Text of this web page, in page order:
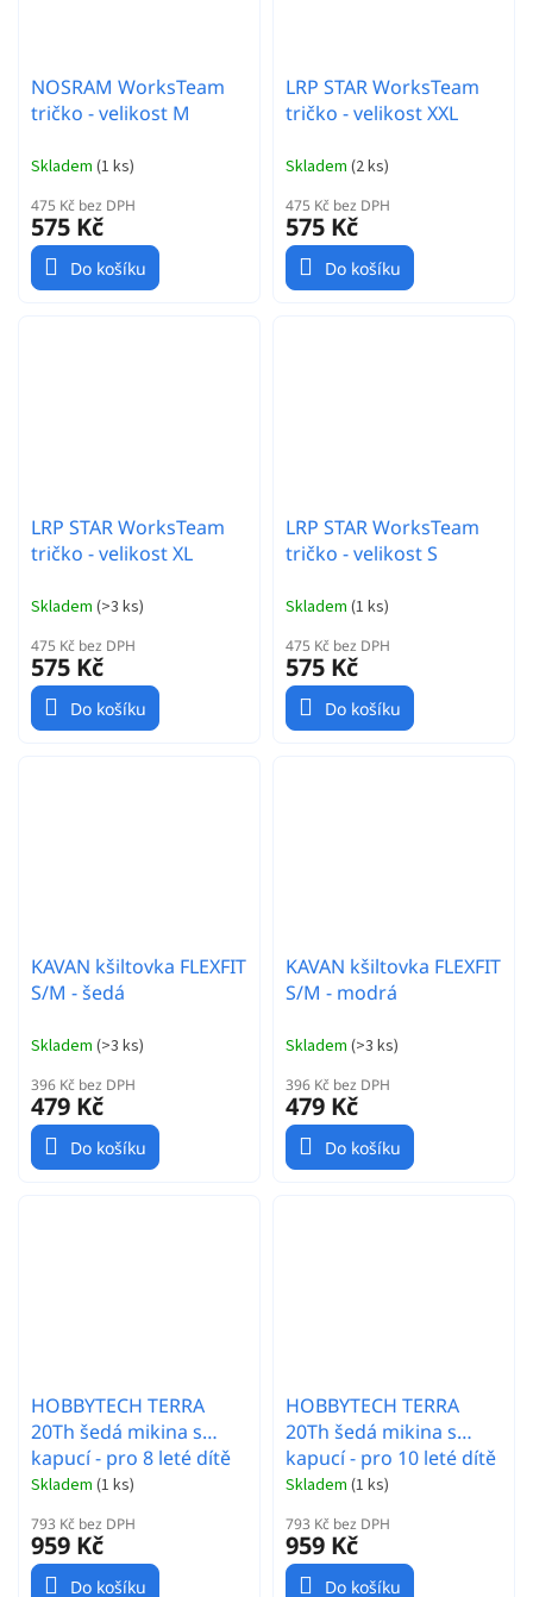
NOSRAM WorksTeam
tričko - velikost M
Skladem (1 ks)
475 Kč bez DPH
575 Kč
Do košíku
LRP STAR WorksTeam
tričko - velikost XXL
Skladem (2 ks)
475 Kč bez DPH
575 Kč
Do košíku
LRP STAR WorksTeam
tričko - velikost XL
Skladem (>3 ks)
475 Kč bez DPH
575 Kč
Do košíku
LRP STAR WorksTeam
tričko - velikost S
Skladem (1 ks)
475 Kč bez DPH
575 Kč
Do košíku
KAVAN kšiltovka FLEXFIT
S/M - šedá
Skladem (>3 ks)
396 Kč bez DPH
479 Kč
Do košíku
KAVAN kšiltovka FLEXFIT
S/M - modrá
Skladem (>3 ks)
396 Kč bez DPH
479 Kč
Do košíku
HOBBYTECH TERRA
20Th šedá mikina s
kapucí - pro 8 leté dítě
Skladem (1 ks)
793 Kč bez DPH
959 Kč
Do košíku
HOBBYTECH TERRA
20Th šedá mikina s
kapucí - pro 10 leté dítě
Skladem (1 ks)
793 Kč bez DPH
959 Kč
Do košíku